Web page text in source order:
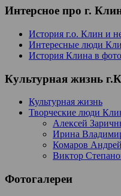
Интерсное про г.
История г.о. Клин и
Интересные люди
История Клина в
Культурная жизнь
Культурная жизнь
Творческие люди
Алексей
Ирина
Комаров
Виктор
Фотогалереи